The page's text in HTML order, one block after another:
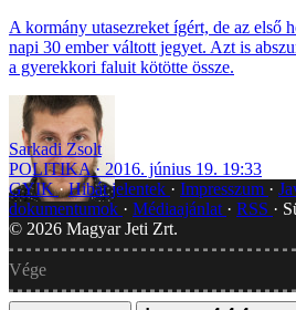
A kormány utasezreket ígért, de az első
napi 30 ember váltott jegyet. Azt is
a gyerekkori faluit kötötte össze.
Sarkadi Zsolt
POLITIKA
2016. június 19. 19:33
GYIK Hibát jelentek Impresszum
dokumentumok
Médiaajánlat RSS
© 2026 Magyar Jeti Zrt.
Vége